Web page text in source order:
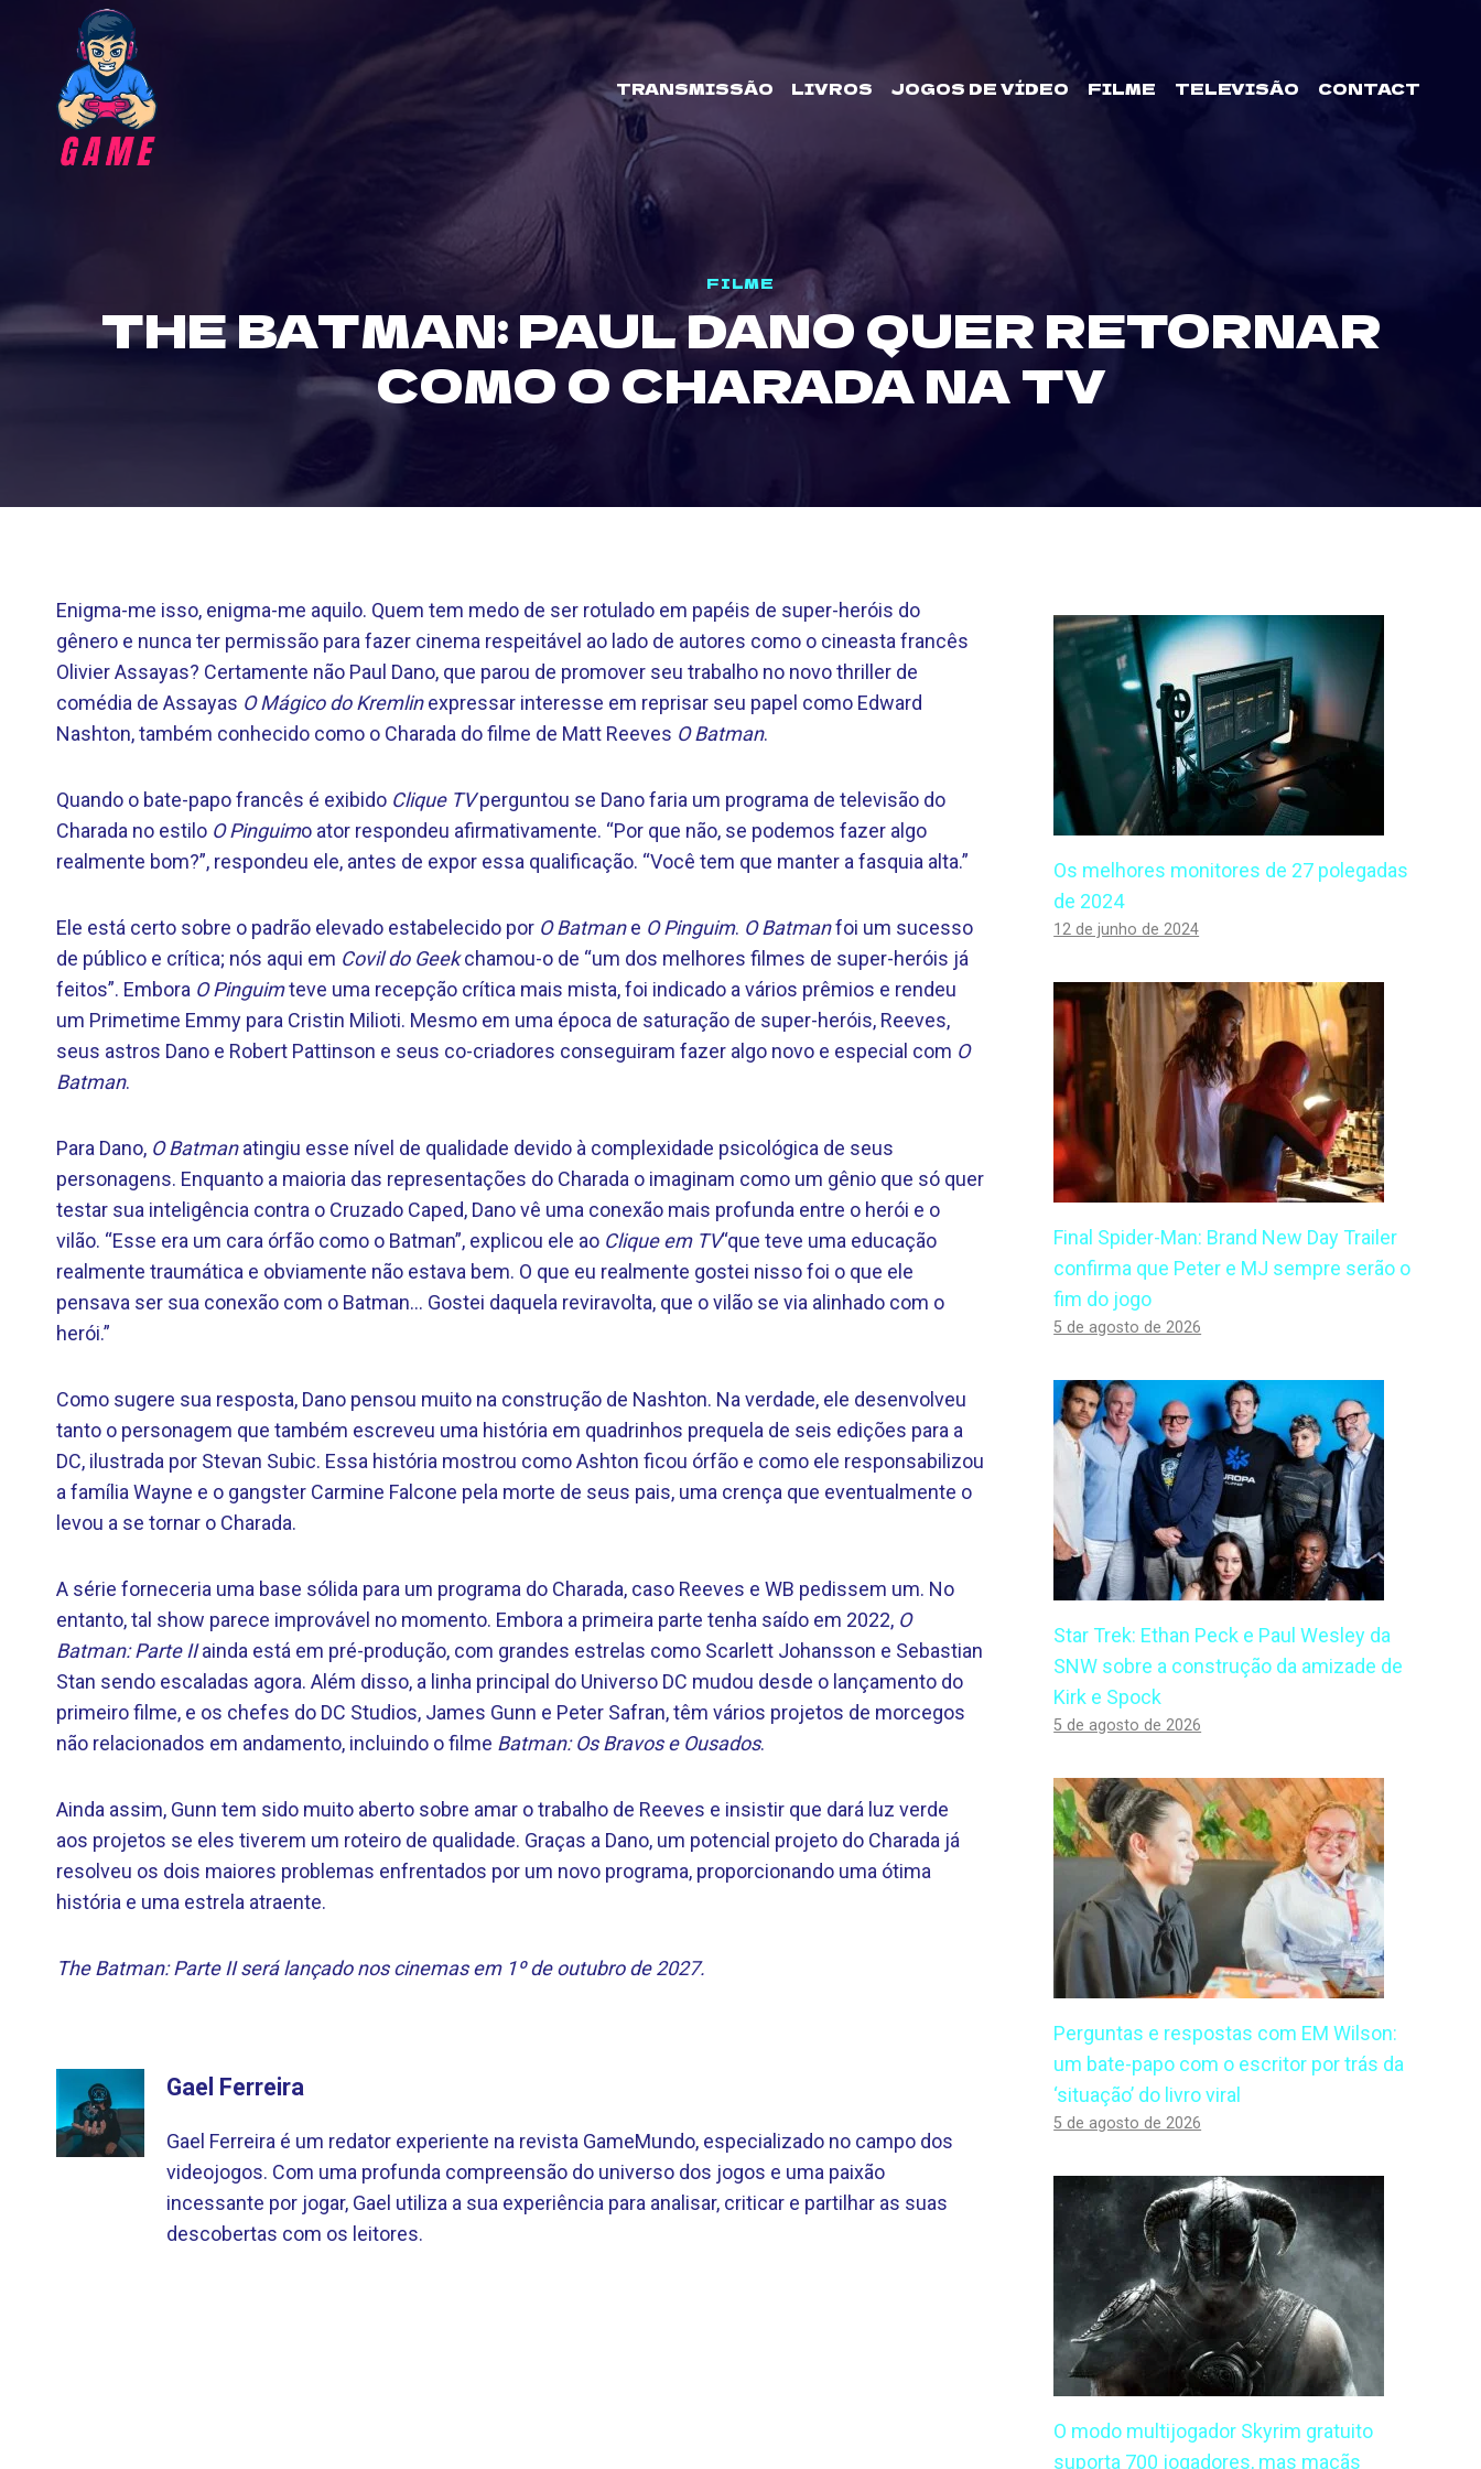
TRANSMISSÃO LIVROS JOGOS DE VÍDEO FILME TELEVISÃO CONTACT
FILME
THE BATMAN: PAUL DANO QUER RETORNAR
COMO O CHARADA NA TV
Enigma-me isso, enigma-me aquilo. Quem tem medo de ser rotulado em papéis de super-heróis do
gênero e nunca ter permissão para fazer cinema respeitável ao lado de autores como o cineasta francês
Olivier Assayas? Certamente não Paul Dano, que parou de promover seu trabalho no novo thriller de
comédia de Assayas O Mágico do Kremlinexpressar interesse em reprisar seu papel como Edward
Nashton, também conhecido como o Charada do filme de Matt Reeves O Batman.
Quando o bate-papo francês é exibido Clique TV perguntou se Dano faria um programa de televisão do
Charada no estilo O Pinguimo ator respondeu afirmativamente. “Por que não, se podemos fazer algo
realmente bom?”, respondeu ele, antes de expor essa qualificação. “Você tem que manter a fasquia alta.”
Ele está certo sobre o padrão elevado estabelecido por O Batmane O Pinguim. O Batmanfoi um sucesso
de público e crítica; nós aqui em Covil do Geekchamou-o de “um dos melhores filmes de super-heróis já
feitos”. Embora O Pinguimteve uma recepção crítica mais mista, foi indicado a vários prêmios e rendeu
um Primetime Emmy para Cristin Milioti. Mesmo em uma época de saturação de super-heróis, Reeves,
seus astros Dano e Robert Pattinson e seus co-criadores conseguiram fazer algo novo e especial com O
Batman.
Para Dano, O Batmanatingiu esse nível de qualidade devido à complexidade psicológica de seus
personagens. Enquanto a maioria das representações do Charada o imaginam como um gênio que só quer
testar sua inteligência contra o Cruzado Caped, Dano vê uma conexão mais profunda entre o herói e o
vilão. “Esse era um cara órfão como o Batman”, explicou ele ao Clique em TV“que teve uma educação
realmente traumática e obviamente não estava bem. O que eu realmente gostei nisso foi o que ele
pensava ser sua conexão com o Batman… Gostei daquela reviravolta, que o vilão se via alinhado com o
herói.”
Como sugere sua resposta, Dano pensou muito na construção de Nashton. Na verdade, ele desenvolveu
tanto o personagem que também escreveu uma história em quadrinhos prequela de seis edições para a
DC, ilustrada por Stevan Subic. Essa história mostrou como Ashton ficou órfão e como ele responsabilizou
a família Wayne e o gangster Carmine Falcone pela morte de seus pais, uma crença que eventualmente o
levou a se tornar o Charada.
A série forneceria uma base sólida para um programa do Charada, caso Reeves e WB pedissem um. No
entanto, tal show parece improvável no momento. Embora a primeira parte tenha saído em 2022, O
Batman: Parte IIainda está em pré-produção, com grandes estrelas como Scarlett Johansson e Sebastian
Stan sendo escaladas agora. Além disso, a linha principal do Universo DC mudou desde o lançamento do
primeiro filme, e os chefes do DC Studios, James Gunn e Peter Safran, têm vários projetos de morcegos
não relacionados em andamento, incluindo o filme Batman: Os Bravos e Ousados.
Ainda assim, Gunn tem sido muito aberto sobre amar o trabalho de Reeves e insistir que dará luz verde
aos projetos se eles tiverem um roteiro de qualidade. Graças a Dano, um potencial projeto do Charada já
resolveu os dois maiores problemas enfrentados por um novo programa, proporcionando uma ótima
história e uma estrela atraente.
The Batman: Parte II será lançado nos cinemas em 1º de outubro de 2027.
Gael Ferreira
Gael Ferreira é um redator experiente na revista GameMundo, especializado no campo dos
videojogos. Com uma profunda compreensão do universo dos jogos e uma paixão
incessante por jogar, Gael utiliza a sua experiência para analisar, criticar e partilhar as suas
descobertas com os leitores.
Os melhores monitores de 27 polegadas
de 2024
12 de junho de 2024
Final Spider-Man: Brand New Day Trailer
confirma que Peter e MJ sempre serão o
fim do jogo
5 de agosto de 2026
Star Trek: Ethan Peck e Paul Wesley da
SNW sobre a construção da amizade de
Kirk e Spock
5 de agosto de 2026
Perguntas e respostas com EM Wilson:
um bate-papo com o escritor por trás da
‘situação’ do livro viral
5 de agosto de 2026
O modo multijogador Skyrim gratuito
suporta 700 jogadores, mas maçãs